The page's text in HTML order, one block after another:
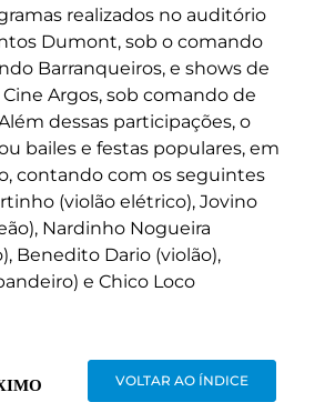
realizados no auditório
Dumont, sob o comando
Barranqueiros, e shows de
Argos, sob comando de
dessas participações, o
bailes e festas populares, em
contando com os seguintes
(violão elétrico), Jovino
Nardinho Nogueira
Benedito Dario (violão),
e Chico Loco
VOLTAR AO ÍNDICE